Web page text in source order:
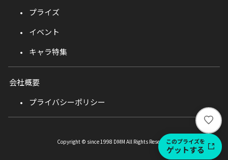
い
い
このプライズを
ゲットする
プライズ
イベント
キャラ特集
会社概要
プライバシーポリシー
Copyright © since 1998 DMM All Rights Reserved.